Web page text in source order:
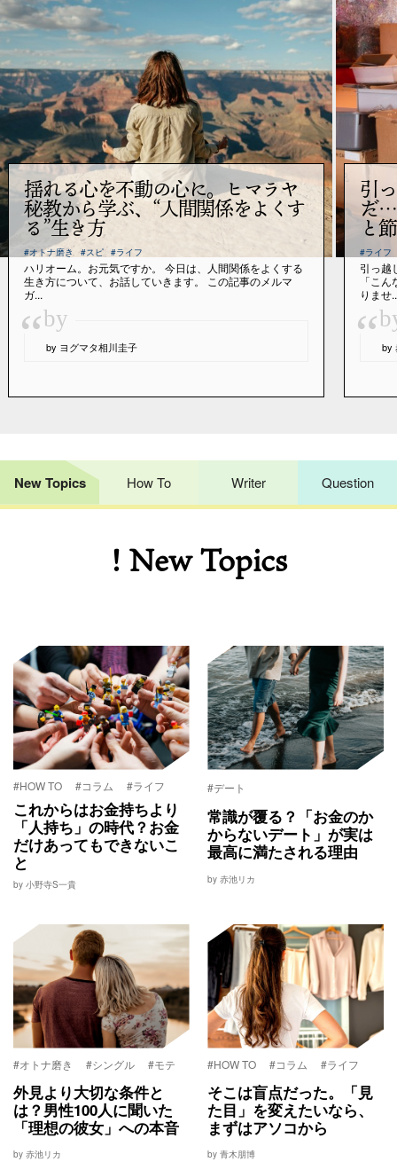
揺れる心を不動の心に。ヒマラヤ
秘教から学ぶ、“人間関係をよくす
る”生き方
#オトナ磨き #スピ #ライフ
ハリオーム。お元気ですか。 今日は、人間関係をよくする
生き方について、お話していきます。 この記事のメルマ
ガ...
“by
by ヨグマタ相川圭子
引
だ…
と
#ライフ
引っ越
「こ
りませ
“ by
New Topics How To Writer Question
! New Topics
#HOW TO #コラム #ライフ
これからはお金持ちより
「人持ち」の時代？お金
だけあってもできないこ
と
by 小野寺S一貴
#デート
常識が覆る？「お金のか
からないデート」が実は
最高に満たされる理由
by 赤池リカ
#オトナ磨き #シングル #モテ
外見より大切な条件と
は？男性100人に聞いた
「理想の彼女」への本音
by 赤池リカ
#HOW TO #コラム #ライフ
そこは盲点だった。「見
た目」を変えたいなら、
まずはアソコから
by 青木朋博